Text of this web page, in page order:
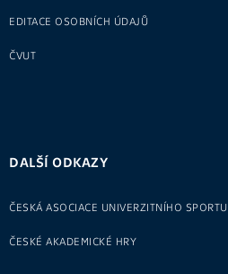
EDITACE OSOBNÍCH ÚDAJŮ
ČVUT
DALŠÍ ODKAZY
ČESKÁ ASOCIACE UNIVERZITNÍHO SPORTU
ČESKÉ AKADEMICKÉ HRY